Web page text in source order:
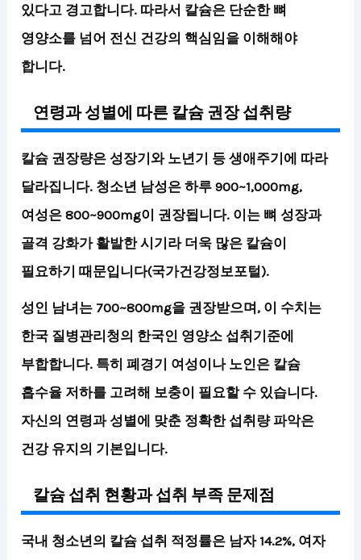
있다고 경고합니다. 따라서 칼슘은 단순한 뼈
영양소를 넘어 전신 건강의 핵심임을 이해해야
합니다.
연령과 성별에 따른 칼슘 권장 섭취량
칼슘 권장량은 성장기와 노년기 등 생애주기에 따라
달라집니다. 청소년 남성은 하루 900~1,000mg,
여성은 800~900mg이 권장됩니다. 이는 뼈 성장과
골격 강화가 활발한 시기라 더욱 많은 칼슘이
필요하기 때문입니다(국가건강정보포털).
성인 남녀는 700~800mg을 권장받으며, 이 수치는
한국 질병관리청의 한국인 영양소 섭취기준에
부합합니다. 특히 폐경기 여성이나 노인은 칼슘
흡수율 저하를 고려해 보충이 필요할 수 있습니다.
자신의 연령과 성별에 맞춘 정확한 섭취량 파악은
건강 유지의 기본입니다.
칼슘 섭취 현황과 섭취 부족 문제점
국내 청소년의 칼슘 섭취 적정률은 남자 14.2%, 여자